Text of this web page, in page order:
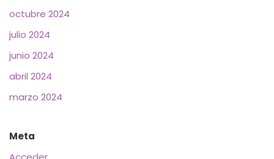
octubre 2024
julio 2024
junio 2024
abril 2024
marzo 2024
Meta